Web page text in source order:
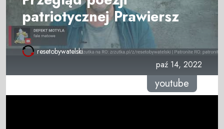
patriotycznej Prawiersz
resetobywatelski
paź 14, 2022
youtube